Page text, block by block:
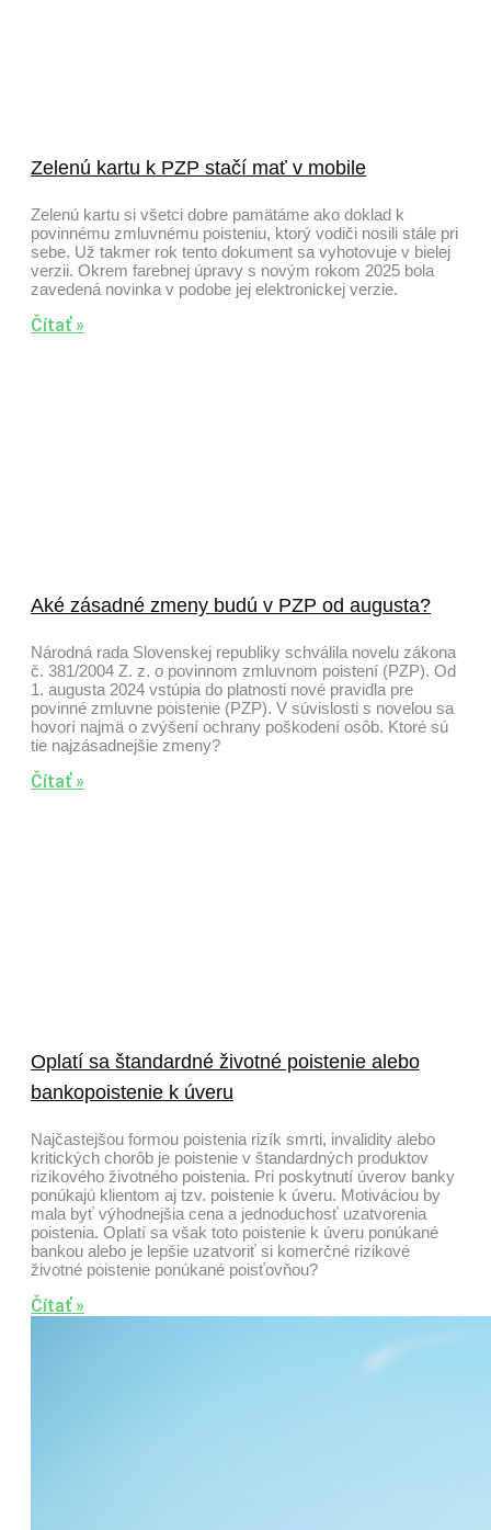
Zelenú kartu k PZP stačí mať v mobile
Zelenú kartu si všetci dobre pamätáme ako doklad k
povinnému zmluvnému poisteniu, ktorý vodiči nosili stále pri
sebe. Už takmer rok tento dokument sa vyhotovuje v bielej
verzii. Okrem farebnej úpravy s novým rokom 2025 bola
zavedená novinka v podobe jej elektronickej verzie.
Čítať »
Aké zásadné zmeny budú v PZP od augusta?
Národná rada Slovenskej republiky schválila novelu zákona
č. 381/2004 Z. z. o povinnom zmluvnom poistení (PZP). Od
1. augusta 2024 vstúpia do platnosti nové pravidla pre
povinné zmluvne poistenie (PZP). V súvislosti s novelou sa
hovorí najmä o zvýšení ochrany poškodení osôb. Ktoré sú
tie najzásadnejšie zmeny?
Čítať »
Oplatí sa štandardné životné poistenie alebo
bankopoistenie k úveru
Najčastejšou formou poistenia rizík smrti, invalidity alebo
kritických chorôb je poistenie v štandardných produktov
rizikového životného poistenia. Pri poskytnutí úverov banky
ponúkajú klientom aj tzv. poistenie k úveru. Motiváciou by
mala byť výhodnejšia cena a jednoduchosť uzatvorenia
poistenia. Oplatí sa však toto poistenie k úveru ponúkané
bankou alebo je lepšie uzatvoriť si komerčné rizikové
životné poistenie ponúkané poisťovňou?
Čítať »